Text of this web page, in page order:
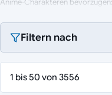
Anime-Charakteren
High-End-Kunstwerk aus
Unsere Top-Hersteller:
Iron Studios (Art
Filtern nach
1 bis 50 von 3556